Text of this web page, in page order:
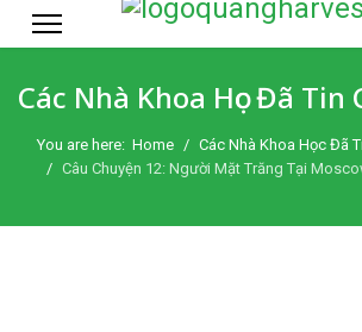
Các Nhà Khoa Học Đã Tin
You are here: Home
Các Nhà Khoa Học Đã
Câu Chuyện 12: Người Mặt Trăng Tại